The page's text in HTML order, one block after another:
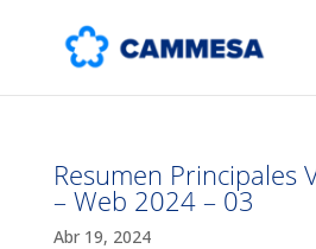
Resumen Principales
– Web 2024 – 03
Abr 19, 2024